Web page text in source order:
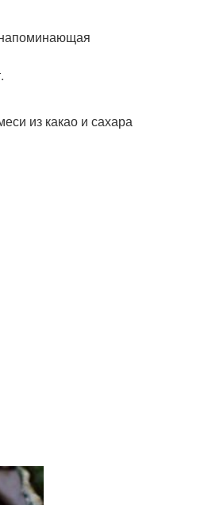
напоминающая
из какао и сахара